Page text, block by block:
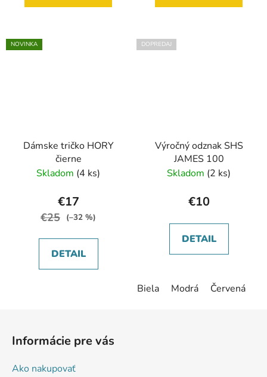
NOVINKA
Dámske tričko HORY
čierne
Skladom (4 ks)
€17
€25 (–32 %)
DETAIL
DOPREDAJ
Výročný odznak SHS
JAMES 100
Skladom (2 ks)
€10
DETAIL
Biela Modrá Červená
Informácie pre vás
Ako nakupovať